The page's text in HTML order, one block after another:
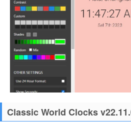
Classic World Clocks